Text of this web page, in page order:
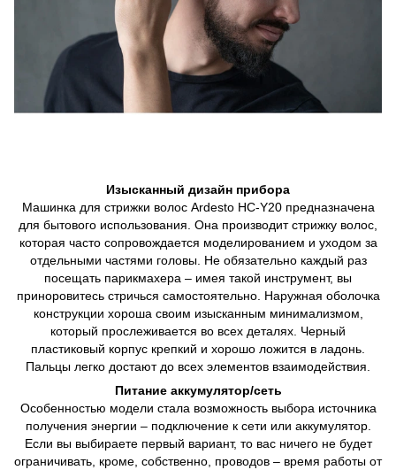
Изысканный дизайн прибора
Машинка для стрижки волос Ardesto HC-Y20 предназначена
для бытового использования. Она производит стрижку волос,
которая часто сопровождается моделированием и уходом за
отдельными частями головы. Не обязательно каждый раз
посещать парикмахера – имея такой инструмент, вы
приноровитесь стричься самостоятельно. Наружная оболочка
конструкции хороша своим изысканным минимализмом,
который прослеживается во всех деталях. Черный
пластиковый корпус крепкий и хорошо ложится в ладонь.
Пальцы легко достают до всех элементов взаимодействия.
Питание аккумулятор/сеть
Особенностью модели стала возможность выбора источника
получения энергии – подключение к сети или аккумулятор.
Если вы выбираете первый вариант, то вас ничего не будет
ограничивать, кроме, собственно, проводов – время работы от